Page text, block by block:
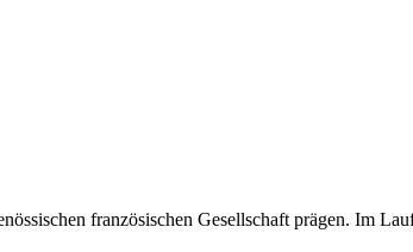
französischen Gesellschaft prägen. Im